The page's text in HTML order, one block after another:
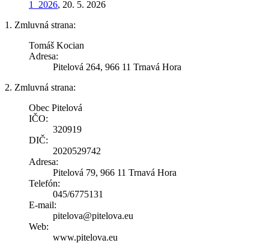
1_2026, 20. 5. 2026
1. Zmluvná strana:
Tomáš Kocian
Adresa:
Pitelová 264, 966 11 Trnavá Hora
2. Zmluvná strana:
Obec Pitelová
IČO:
320919
DIČ:
2020529742
Adresa:
Pitelová 79, 966 11 Trnavá Hora
Telefón:
045/6775131
E-mail:
pitelova@pitelova.eu
Web:
www.pitelova.eu